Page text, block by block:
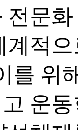
전문
계적
를 위
운